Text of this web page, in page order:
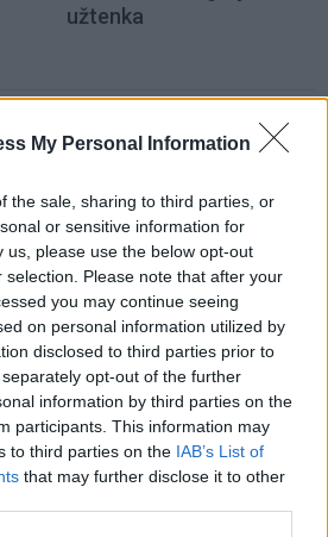
My Personal Information
the sale, sharing to third parties, or
or sensitive information for
us, please use the below opt-out
Please note that after your
you may continue seeing
on personal information utilized by
disclosed to third parties prior to
opt-out of the further
information by third parties on the
participants. This information may
to third parties on the IAB’s List of
that may further disclose it to other
užtenka
dienomis laukia
triumfas visuose reikaluose
Šie Zodiako ženklai pagaliau
pasieks proveržį, kurio taip ilgai
ne tik banko kortelė: ištuštėjo
banko sąskaita